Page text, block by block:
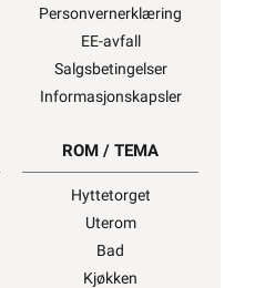
Personvernerklæring
EE-avfall
Salgsbetingelser
Informasjonskapsler
ROM / TEMA
Hyttetorget
Uterom
Bad
Kjøkken